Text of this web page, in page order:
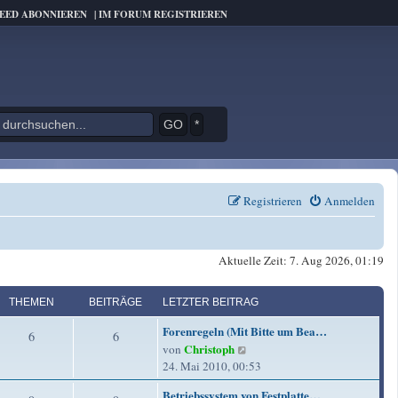
ABONNIEREN |IM FORUM REGISTRIEREN
*
Anmelden
Registrieren
Aktuelle Zeit: 7. Aug 2026, 01:19
THEMEN BEITRÄGE LETZTER BEITRAG
6T
6B
L
e
t
z
t
Forenregeln (Mit Bitte um Bea…
von Christoph
e
u
24. Mai 2010, 00:53
L